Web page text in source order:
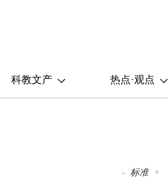
科教文产 热点·观点
- 标准 +